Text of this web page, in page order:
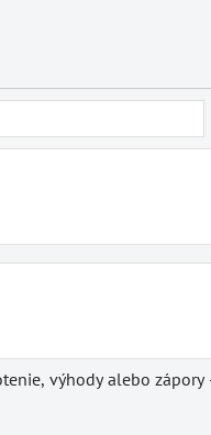
výhody alebo